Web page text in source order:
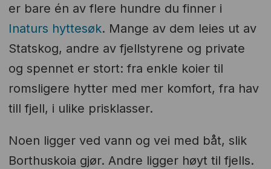
er bare én av flere hundre du finner i
Inaturs hyttesøk. Mange av dem leies ut av
Statskog, andre av fjellstyrene og private
og spennet er stort: fra enkle koier til
romsligere hytter med mer komfort, fra hav
till fjell, i ulike prisklasser.
Noen ligger ved vann og vei med båt, slik
Borthuskoia gjør. Andre ligger høyt til fjells.